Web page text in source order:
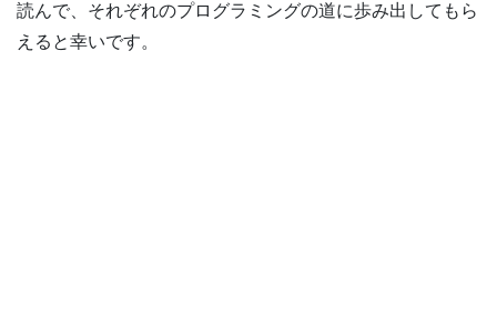
読んで、それぞれのプログラミングの道に歩み出してもら
えると幸いです。